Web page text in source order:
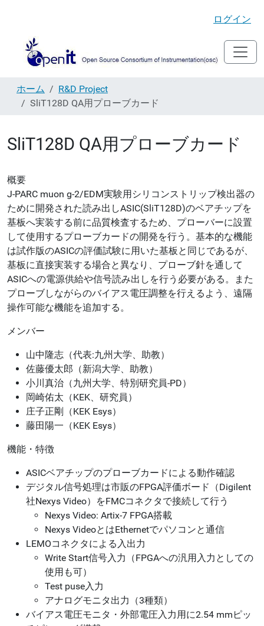
ログイン
ホーム
R&D Project
SliT128D QA用プローブカード
SliT128D QA用プローブカード
概要
J-PARC muon g-2/EDM実験用シリコンストリップ検出器の
ために開発された読み出しASIC(SliT128D)のベアチップを
基板へ実装する前に品質検査するため、プローバーに設置
して使用するプローブカードの開発を行う。基本的な機能
は試作版のASICの評価試験に用いた基板と同じであるが、
基板に直接実装する場合と異なり、プローブ針を通して
ASICへの電源供給や信号読み出しを行う必要がある。また
プローブしながらのバイアス電圧調整を行えるよう、遠隔
操作可能な機能を追加する。
メンバー
山中隆志（代表:九州大学、助教）
佐藤優太郎（新潟大学、助教）
小川真治（九州大学、特別研究員-PD）
岡崎佑太（KEK、研究員）
庄子正剛（KEK Esys）
藤田陽一（KEK Esys）
機能・特徴
ASICベアチップのプローブカードによる動作確認
デジタル信号処理は市販のFPGA評価ボード（Digilent
社Nexys Video）をFMCコネクタで接続して行う
Nexys Video: Artix-7 FPGA搭載
Nexys VideoとはEthernetでパソコンと通信
LEMOコネクタによる入出力
Write Start信号入力（FPGAへの汎用入力としての
使用も可）
Test puse入力
アナログモニタ出力（3種類）
バイアス電圧モニタ・外部電圧入力用に2.54 mmピッ